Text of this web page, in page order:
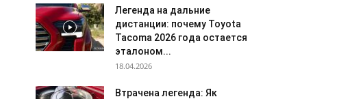
Легенда на дальние
дистанции: почему Toyota
Tacoma 2026 года остается
эталоном...
18.04.2026
Втрачена легенда: Як